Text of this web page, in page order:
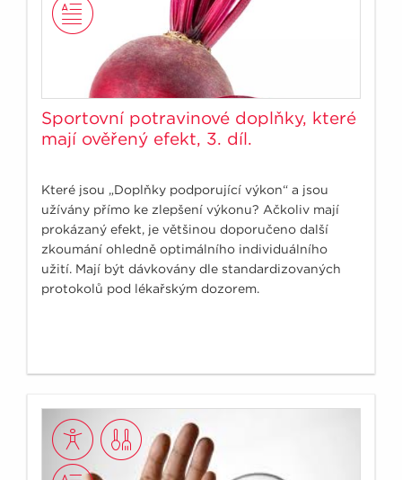
Sportovní potravinové doplňky, které
mají ověřený efekt, 3. díl.
Které jsou „Doplňky podporující výkon“ a jsou
užívány přímo ke zlepšení výkonu? Ačkoliv mají
prokázaný efekt, je většinou doporučeno další
zkoumání ohledně optimálního individuálního
užití. Mají být dávkovány dle standardizovaných
protokolů pod lékařským dozorem.